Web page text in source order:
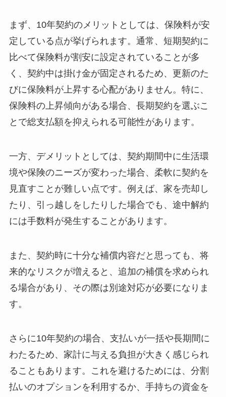
まず、10年契約のメリットとしては、保険料が安
定している点が挙げられます。通常、短期契約に
比べて保険料が割安に設定されていることが多
く、契約中は掛け金が固定されるため、更新のた
びに保険料が上昇する心配がありません。特に、
保険料の上昇傾向がある場合、長期契約を選ぶこ
とで総支払額を抑えられる可能性があります。
一方、デメリットとしては、契約期間中に生活環
境や保険のニーズが変わった場合、柔軟に契約を
見直すことが難しい点です。例えば、家を売却し
たり、引っ越しをしたりした場合でも、途中解約
には手数料が発生することがあります。
また、契約時に十分な補償内容だと思っても、将
来的なリスクが増えると、追加の補償を求められ
る場合があり、その際は別途対応が必要になりま
す。
さらに10年契約の場合、支払いが一括や長期間に
わたるため、家計に与える負担が大きく感じられ
ることもあります。これを避けるためには、分割
払いのオプションを利用するか、手持ちの資金を